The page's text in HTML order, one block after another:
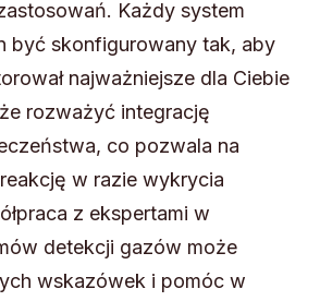
Każdy system
być skonfigurowany tak, aby
najważniejsze dla Ciebie
rozważyć integrację
co pozwala na
w razie wykrycia
z ekspertami w
detekcji gazów może
wskazówek i pomóc w